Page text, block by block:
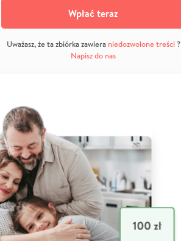
Wpłać teraz
Uważasz, że ta zbiórka zawiera niedozwolone treści?
Napisz do nas